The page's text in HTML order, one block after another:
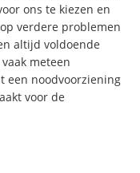
ons te kiezen en
verdere problemen
altijd voldoende
meteen
een noodvoorziening
voor de